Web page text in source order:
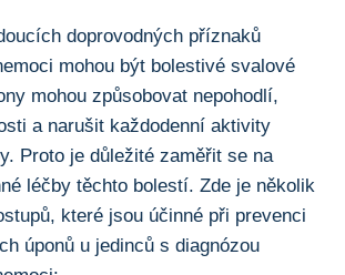
doprovodných příznaků
mohou ‍být bolestivé‌ svalové
mohou způsobovat ‌nepohodlí,
a narušit⁤ každodenní‌ aktivity
‌Proto ⁣je důležité zaměřit se ‌na
léčby těchto bolestí. ⁢Zde je ⁢několik
které jsou⁣ účinné při prevenci
úponů u jedinců‍ s diagnózou